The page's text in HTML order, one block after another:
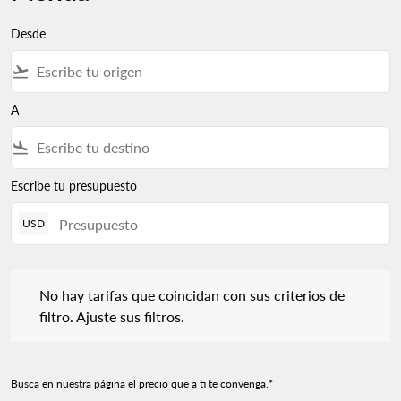
Desde
flight_takeoff
A
flight_land
Escribe tu presupuesto
USD
No hay tarifas que coincidan con sus criterios de
filtro. Ajuste sus filtros.
Busca en nuestra página el precio que a ti te convenga.*